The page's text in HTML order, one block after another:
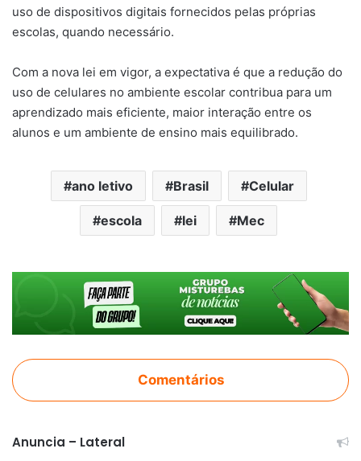
uso de dispositivos digitais fornecidos pelas próprias
escolas, quando necessário.
Com a nova lei em vigor, a expectativa é que a redução do
uso de celulares no ambiente escolar contribua para um
aprendizado mais eficiente, maior interação entre os
alunos e um ambiente de ensino mais equilibrado.
ano letivo Brasil Celular
escola lei Mec
Comentários
Anuncia – Lateral